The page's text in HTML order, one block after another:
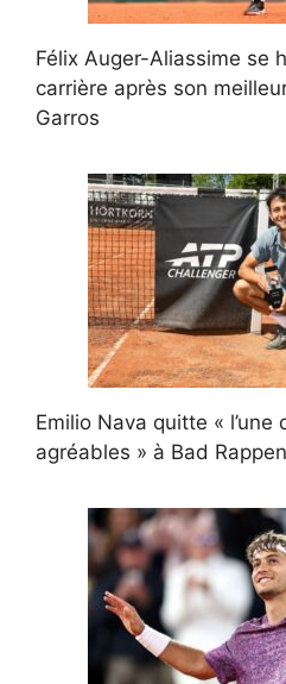
Félix Auger-Aliassime se
carrière après son
Garros
Emilio Nava quitte «
agréables » à Bad